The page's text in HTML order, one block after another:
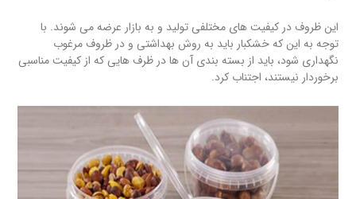
این ظروف در کیفیت های مختلفی تولید و به بازار عرضه می شوند. با
توجه به این که خشکبار باید به روش بهداشتی و در ظروف مرغوب
نگهداری شود، باید از بسته بندی آن ها در ظرف هایی که از کیفیت مناسبی
برخوردار نیستند، اجتناب کرد.